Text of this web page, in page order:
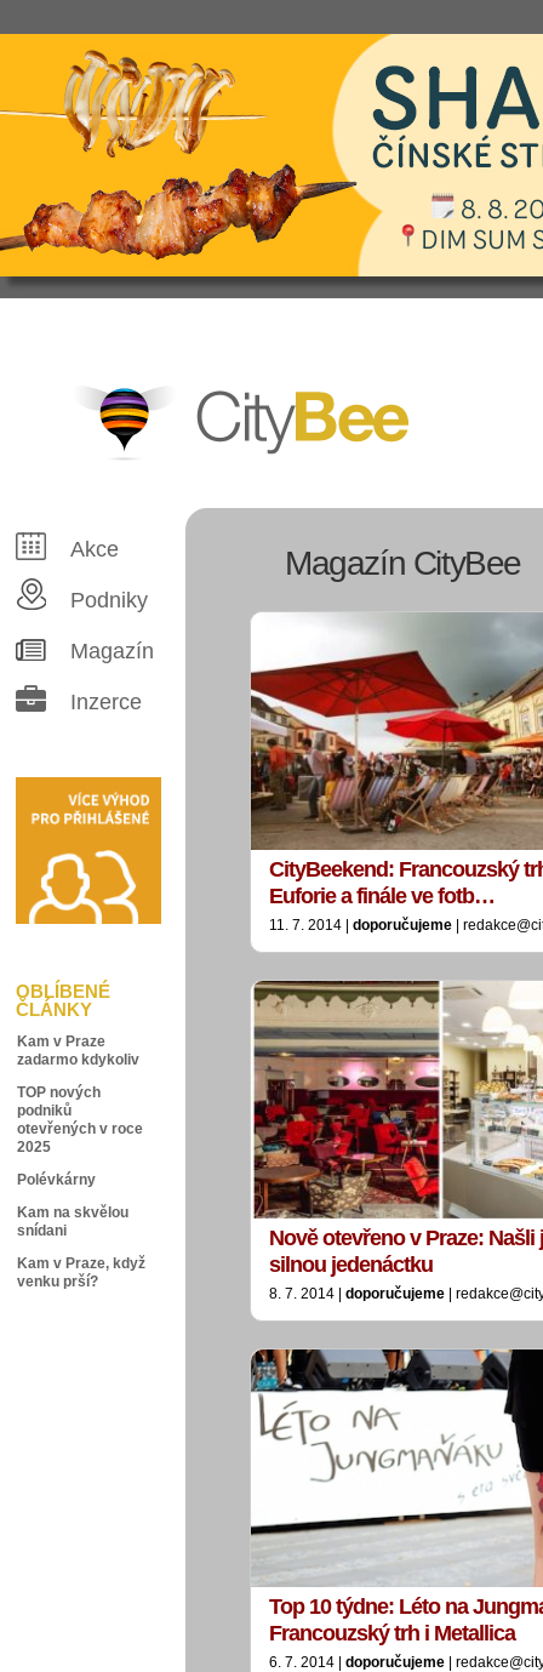
CityBee
Akce
Podniky
Magazín
Inzerce
OBLÍBENÉ
ČLÁNKY
Kam v Praze
zadarmo kdykoliv
TOP nových
podniků
otevřených v roce
2025
Polévkárny
Kam na skvělou
snídani
Kam v Praze, když
venku prší?
Magazín CityBee
CityBeekend: Francouzský
Euforie a finále ve fotb…
11. 7. 2014 | doporučujeme |
Nově otevřeno v Praze: Našli
silnou jedenáctku
8. 7. 2014 | doporučujeme |
Top 10 týdne: Léto na
Francouzský trh i Metallica
6. 7. 2014 | doporučujeme |